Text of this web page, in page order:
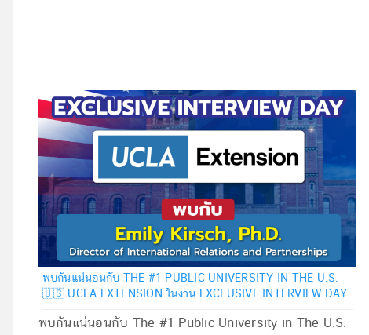
พบกันแน่นอนกับ THE #1 PUBLIC UNIVERSITY IN THE U.S.
🇺🇸 UCLA EXTENSION ในงาน EXCLUSIVE INTERVIEW DAY
พบกันแน่นอนกับ The #1 Public University in The U.S.